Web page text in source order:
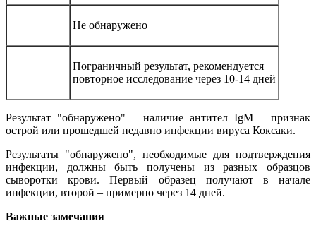
Не обнаружено
Пограничный результат, рекомендуется
повторное исследование через 10-14 дней
Результат "обнаружено" – наличие антител IgM – признак
острой или прошедшей недавно инфекции вируса Коксаки.
Результаты "обнаружено", необходимые для подтверждения
инфекции, должны быть получены из разных образцов
сыворотки крови. Первый образец получают в начале
инфекции, второй – примерно через 14 дней.
Важные замечания